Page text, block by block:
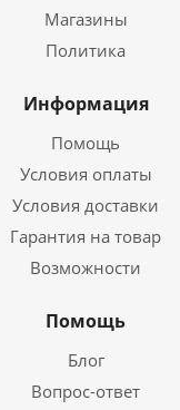
Магазины
Политика
Информация
Помощь
Условия оплаты
Условия доставки
Гарантия на товар
Возможности
Помощь
Блог
Вопрос-ответ